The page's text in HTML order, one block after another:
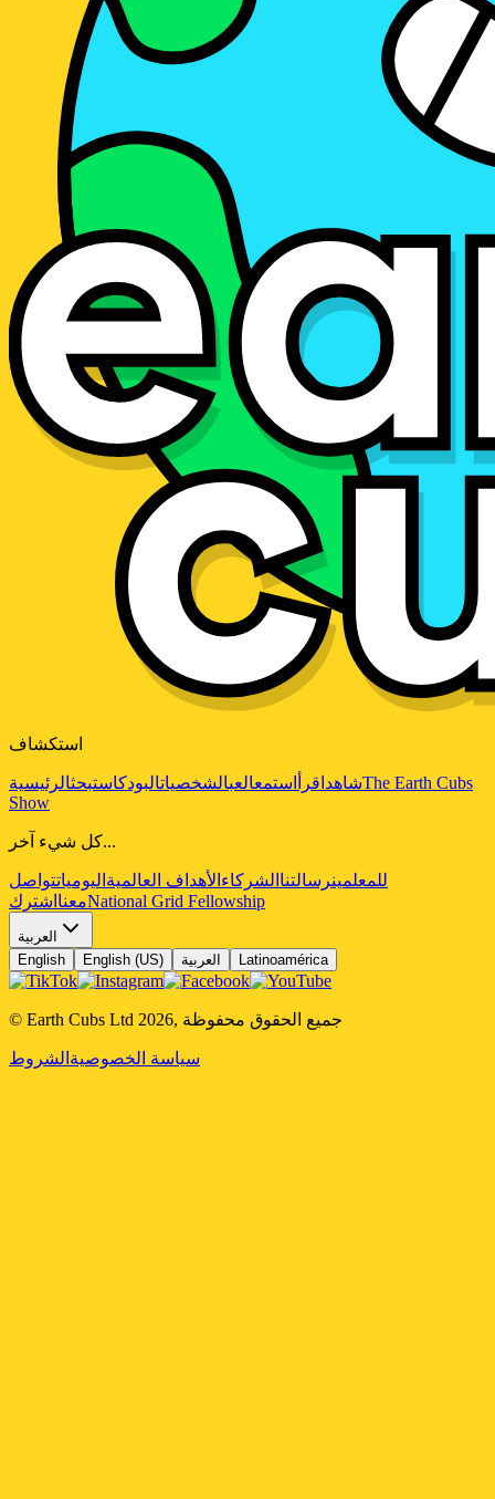
استكشاف
شاهد اقرأ استمعالعبالشخصياتالبودكاستبحثالرئيسية
The Earth Cubs
Show
كل شيء آخر...
للمعلمينرسالتنا الشركاء الأهداف العالمية اليومياتتواصل
معنا اشترك National Grid Fellowship
العربية
English
English (US) العربية Latinoamérica
© Earth Cubs Ltd 2026, جميع الحقوق محفوظة
سياسة الخصوصية الشروط